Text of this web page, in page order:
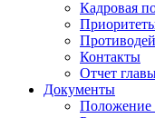
Кадровая
Контакты
Отчет
Документы
Положение